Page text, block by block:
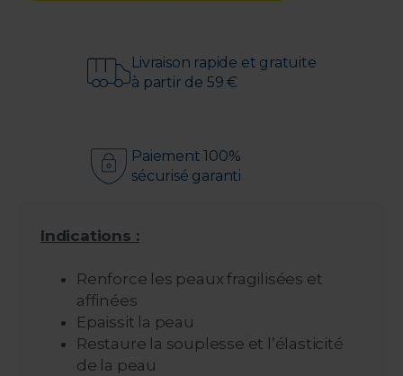
Livraison rapide et gratuite
à partir de 59 €
Paiement 100%
sécurisé garanti
Indications :
Renforce les peaux fragilisées et
affinées
Epaissit la peau
Restaure la souplesse et l’élasticité
de la peau